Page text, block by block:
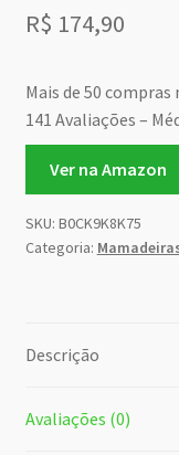
R$ 174,90
Mais de 50 compras
141 Avaliações –
Ver na Amazon
SKU: B0CK9K8K75
Categoria:
Descrição
Avaliações (0)